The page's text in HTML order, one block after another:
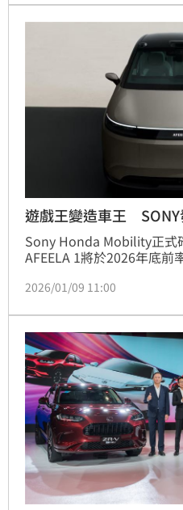
遊戲王變造車王 SONY
Sony Honda Mobility正式
AFEELA 1將於2026年底前
點出未來產品將融合Sony
想像。
2026/01/09 11:00